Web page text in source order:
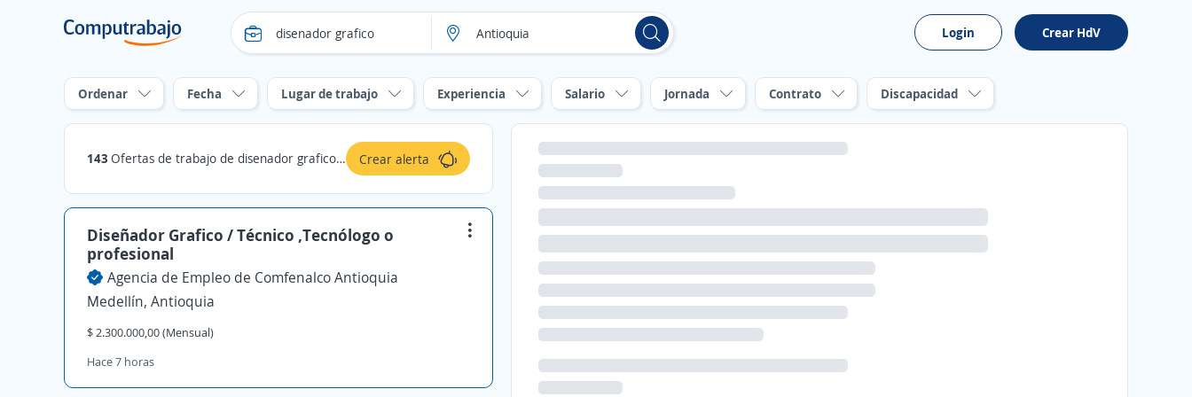
Login Crear HdV
Ordenar Fecha Lugar de trabajo Experiencia Salario Jornada Contrato Discapacidad
143 Ofertas de trabajo de disenador grafico en Antioquia Crear alerta
Diseñador Grafico / Técnico ,Tecnólogo o
profesional
Agencia de Empleo de Comfenalco Antioquia
Medellín, Antioquia
$ 2.300.000,00 (Mensual)
Hace 7 horas